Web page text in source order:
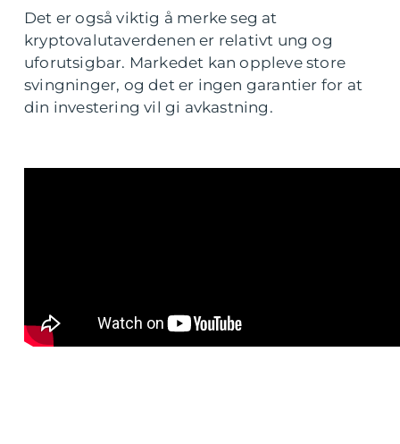
Det er også viktig å merke seg at
kryptovalutaverdenen er relativt ung og
uforutsigbar. Markedet kan oppleve store
svingninger, og det er ingen garantier for at
din investering vil gi avkastning.